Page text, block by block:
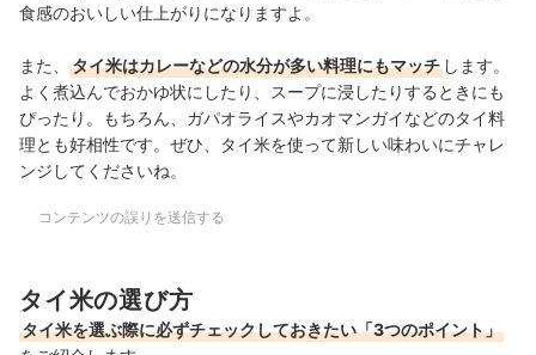
食感のおいしい仕上がりになりますよ。
また、 タイ米はカレーなどの水分が多い料理にもマッチ します。
よく煮込んでおかゆ状にしたり、スープに浸したりするときにも
ぴったり。もちろん、ガパオライスやカオマンガイなどのタイ料
理とも好相性です。ぜひ、タイ米を使って新しい味わいにチャレ
ンジしてくださいね。
コンテンツの誤りを送信する
タイ米の選び方
タイ米を選ぶ際に必ずチェックしておきたい「3つのポイント」